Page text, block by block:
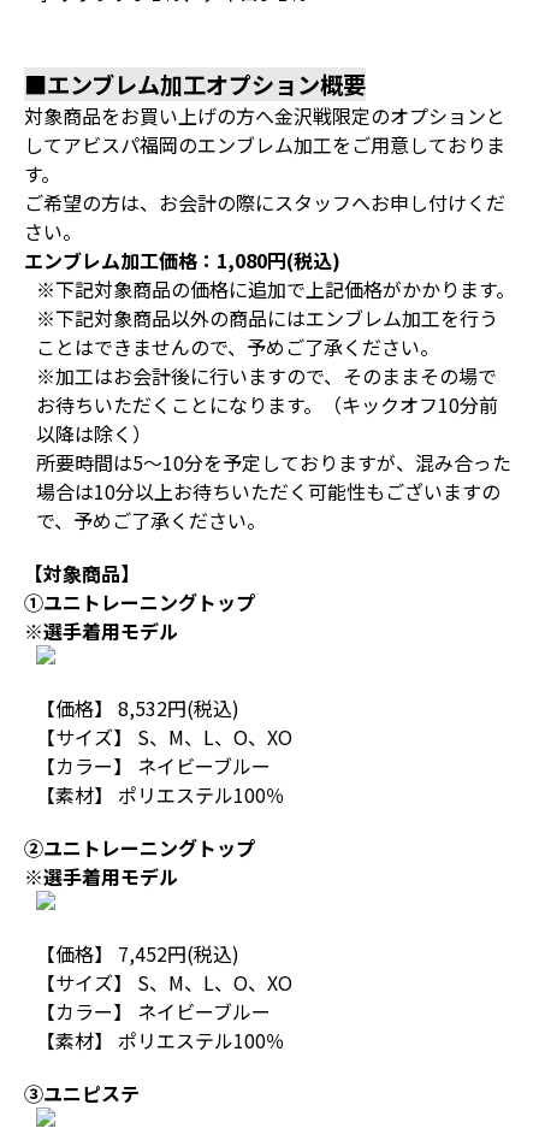
■エンブレム加工オプション概要
対象商品をお買い上げの方へ金沢戦限定のオプションと
してアビスパ福岡のエンブレム加工をご用意しておりま
す。
ご希望の方は、お会計の際にスタッフへお申し付けくだ
さい。
エンブレム加工価格：1,080円(税込)
※下記対象商品の価格に追加で上記価格がかかります。
※下記対象商品以外の商品にはエンブレム加工を行う
ことはできませんので、予めご了承ください。
※加工はお会計後に行いますので、そのままその場で
お待ちいただくことになります。（キックオフ10分前
以降は除く）
所要時間は5～10分を予定しておりますが、混み合った
場合は10分以上お待ちいただく可能性もございますの
で、予めご了承ください。
【対象商品】
①ユニトレーニングトップ
※選手着用モデル
【価格】 8,532円(税込)
【サイズ】 S、M、L、O、XO
【カラー】 ネイビーブルー
【素材】 ポリエステル100％
②ユニトレーニングトップ
※選手着用モデル
【価格】 7,452円(税込)
【サイズ】 S、M、L、O、XO
【カラー】 ネイビーブルー
【素材】 ポリエステル100％
③ユニピステ